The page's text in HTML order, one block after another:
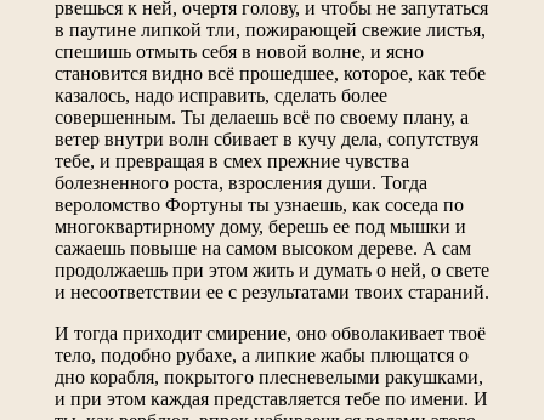
рвешься к ней, очертя голову, и чтобы не запутаться
в паутине липкой тли, пожирающей свежие листья,
спешишь отмыть себя в новой волне, и ясно
становится видно всё прошедшее, которое, как тебе
казалось, надо исправить, сделать более
совершенным. Ты делаешь всё по своему плану, а
ветер внутри волн сбивает в кучу дела, сопутствуя
тебе, и превращая в смех прежние чувства
болезненного роста, взросления души. Тогда
вероломство Фортуны ты узнаешь, как соседа по
многоквартирному дому, берешь ее под мышки и
сажаешь повыше на самом высоком дереве. А сам
продолжаешь при этом жить и думать о ней, о свете
и несоответствии ее с результатами твоих стараний.
И тогда приходит смирение, оно обволакивает твоё
тело, подобно рубахе, а липкие жабы плющатся о
дно корабля, покрытого плесневелыми ракушками,
и при этом каждая представляется тебе по имени. И